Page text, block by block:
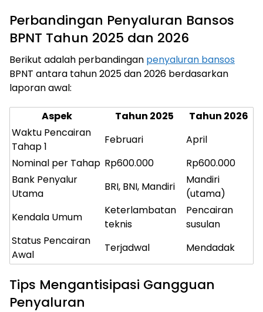
Perbandingan Penyaluran Bansos
BPNT Tahun 2025 dan 2026
Berikut adalah perbandingan penyaluran bansos
BPNT antara tahun 2025 dan 2026 berdasarkan
laporan awal:
Aspek Tahun 2025
Tahun 2026
Waktu Pencairan
Tahap 1
Februari
April
Nominal per Tahap Rp600.000
Rp600.000
Bank Penyalur
Utama
BRI, BNI, Mandiri
Mandiri
(utama)
Kendala Umum
Keterlambatan
teknis
Pencairan
susulan
Status Pencairan
Awal
Terjadwal Mendadak
Tips Mengantisipasi Gangguan
Penyaluran